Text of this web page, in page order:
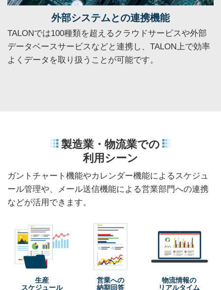
外部システムとの連携機能
TALONでは100種類を超えるクラウドサービスや外部
データベースサービスなどと連携し、TALON上で効率
よくデータを取り扱うことが可能です。
製造業・物流業での
利用シーン
ガントチャート機能やカレンダー機能によるスケジュ
ール管理や、
メール送信機能による営業部門への連携
などが活用できます。
生産
スケジュール
営業への
納期回答
物流情報の
リアルタイム